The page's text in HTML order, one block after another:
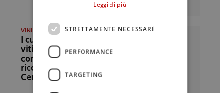
VINITALY 2022
I custodi della
viticoltura eroica:
consegnati i
riconoscimenti
Cervim
Leggi di più
STRETTAMENTE NECESSARI
PERFORMANCE
TARGETING